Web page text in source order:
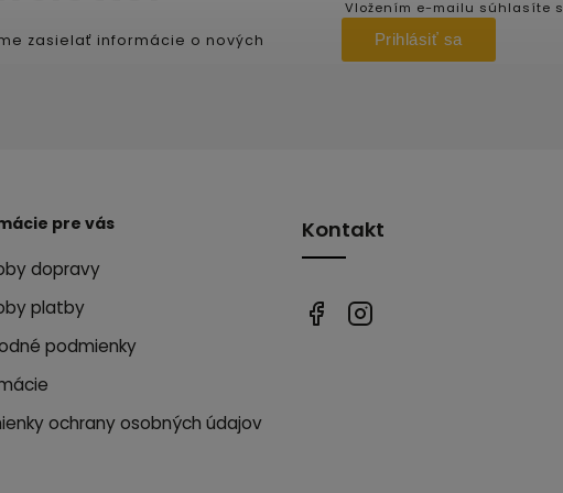
pre vás
dopravy
platby
podmienky
ochrany osobných údajov
Kontakt
zasielať informácie o nových
Vložením e-mailu súhlasíte s
Prihlásiť sa